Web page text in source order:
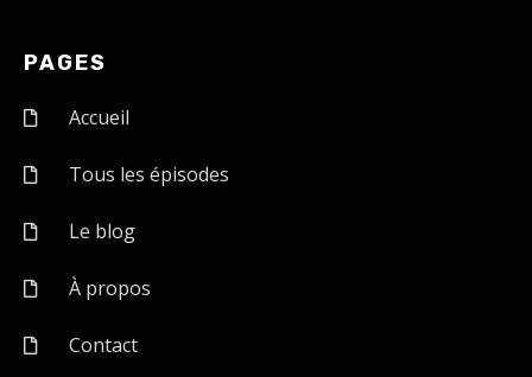
PAGES
Accueil
Tous les épisodes
Le blog
À propos
Contact